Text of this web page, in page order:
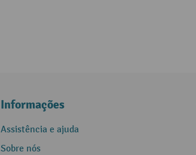
Informações
Assistência e ajuda
Sobre nós